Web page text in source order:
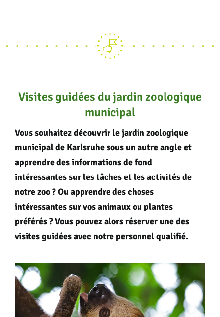
Visites guidées du jardin zoologique
municipal
Vous souhaitez découvrir le jardin zoologique
municipal de Karlsruhe sous un autre angle et
apprendre des informations de fond
intéressantes sur les tâches et les activités de
notre zoo ? Ou apprendre des choses
intéressantes sur vos animaux ou plantes
préférés ? Vous pouvez alors réserver une des
visites guidées avec notre personnel qualifié.